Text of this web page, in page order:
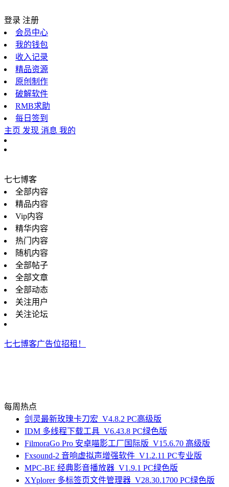
登录 注册
会员中心
我的钱包
收入记录
精品资源
原创制作
破解软件
RMB求助
每日签到
主页 发现 消息 我的
七七博客
全部内容
精品内容
Vip内容
精华内容
热门内容
随机内容
全部帖子
全部文章
全部动态
关注用户
关注论坛
七七博客广告位招租！
每周热点
剑灵最新玫瑰卡刀宏_V4.8.2 PC高级版
IDM 多线程下载工具_V6.43.8 PC绿色版
FilmoraGo Pro 安卓喵影工厂国际版_V15.6.70 高级版
Fxsound-2 音响虚拟声增强软件_V1.2.11 PC专业版
MPC-BE 经典影音播放器_V1.9.1 PC绿色版
XYplorer 多标签页文件管理器_V28.30.1700 PC绿色版